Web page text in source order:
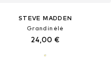
STEVE MADDEN
Grandinėlė
24,00 €